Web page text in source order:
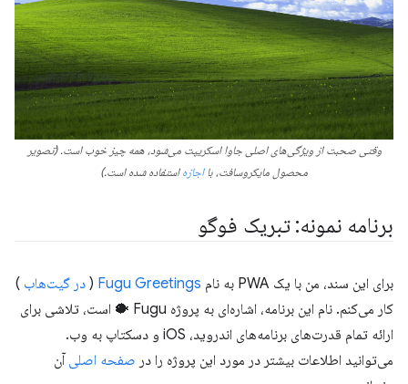
وقتی صحبت از ویژگی‌های اصلی جاوا اسکریپت می‌شود، همه چیز خوب است. (تصویر
محصول مایکروسافت، بااجازهاستفاده شده است.)
برنامه نمونه: تبریک فوگو
برای این سند، من با یک PWA به نام Fugu Greetings
( در گیت‌هاب )
کار می‌کنم. نام این برنامه، اشاره‌ای به پروژه Fugu 🐡 است، تلاشی برای
ارائه تمام قدرت‌های برنامه‌های اندروید، iOS و دسکتاپ به وب.
می‌توانید اطلاعات بیشتر در مورد این پروژه را در صفحه اصلی آن